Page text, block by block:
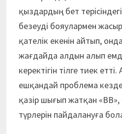
қыздардың бет
безеуді бояулармен
қателік екенін айтып,
жағдайда алдын алып
керектігін тілге тиек
ешқандай проблема
қазір шығып жатқан
түрлерін пайдалануға